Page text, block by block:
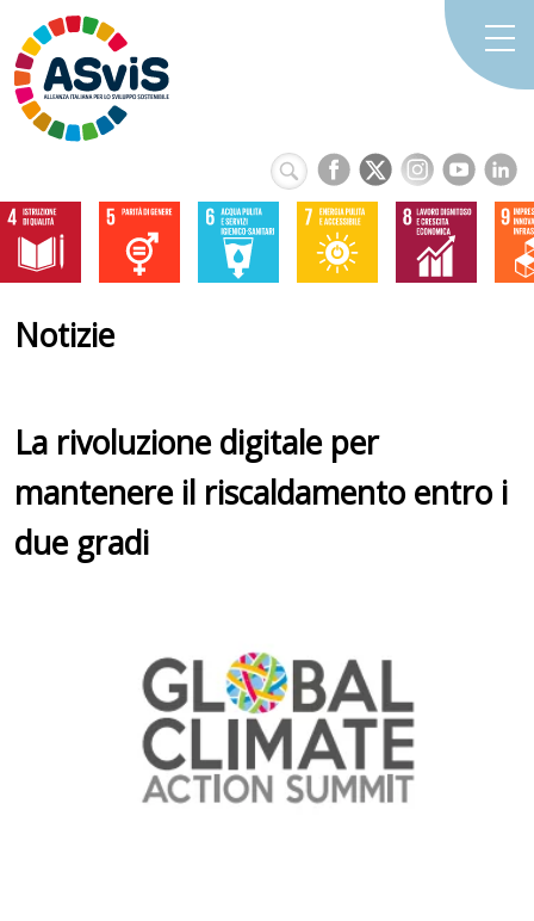
Notizie
La rivoluzione digitale per
mantenere il riscaldamento entro i
due gradi